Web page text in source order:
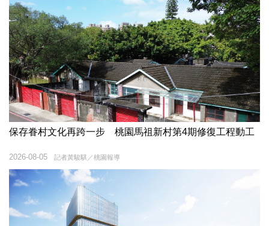
保存眷村文化再跨一步 桃園馬祖新村第4期修復工程動工
記者黃駿騏／桃園報導
2026-08-05